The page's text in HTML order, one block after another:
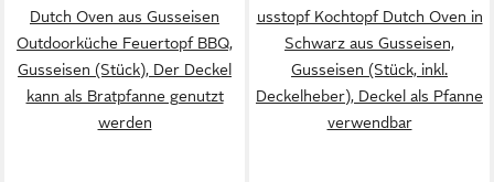
Dutch Oven aus Gusseisen
Outdoorküche Feuertopf BBQ,
Gusseisen (Stück), Der Deckel
kann als Bratpfanne genutzt
werden
usstopf Kochtopf Dutch Oven in
Schwarz aus Gusseisen,
Gusseisen (Stück, inkl.
Deckelheber), Deckel als Pfanne
verwendbar